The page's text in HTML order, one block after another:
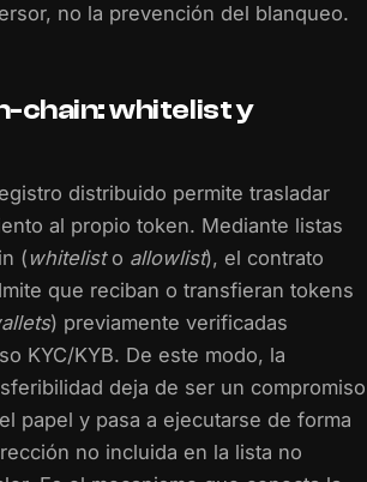
no la prevención del blanqueo.
chain: whitelist y
distribuido permite trasladar
al propio token. Mediante listas
(whitelisto allowlist), el contrato
que reciban o transfieran tokens
) previamente verificadas
KYC/KYB. De este modo, la
deja de ser un compromiso
papel y pasa a ejecutarse de forma
no incluida en la lista no